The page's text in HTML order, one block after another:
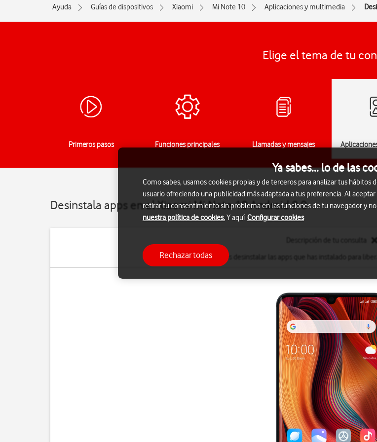
Ayuda Guías de dispositivos Xiaomi Mi Note 10 Aplicaciones y multimedia
Elige el tema de tu
Primeros pasos Funciones principales Llamadas y mensajes
Desinstala apps en el Xiaomi Mi Note 10 Android 9.0
Puedes desinstalar las apps que has instalado para
Ya sabes... lo de las
Como sabes, usamos cookies propias y de terceros para analizar tus hábitos
usuario ofreciendo una publicidad más adaptada a tus preferencia. Al
retirar tu consentimiento sin problema en las funciones de tu navegador y
nuestra política de cookies.Y aquí Configurar cookies
Rechazar todas